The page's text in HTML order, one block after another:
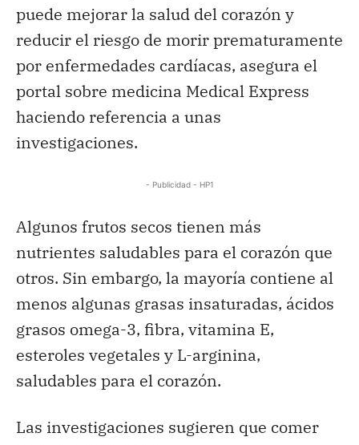
puede mejorar la salud del corazón y
reducir el riesgo de morir prematuramente
por enfermedades cardíacas, asegura el
portal sobre medicina Medical Express
haciendo referencia a unas
investigaciones.
- Publicidad - HP1
Algunos frutos secos tienen más
nutrientes saludables para el corazón que
otros. Sin embargo, la mayoría contiene al
menos algunas grasas insaturadas, ácidos
grasos omega-3, fibra, vitamina E,
esteroles vegetales y L-arginina,
saludables para el corazón.
Las investigaciones sugieren que comer